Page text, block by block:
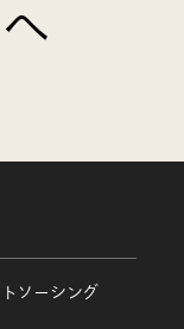
ソーシング